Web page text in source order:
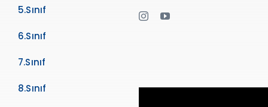
5.Sınıf
6.Sınıf
7.Sınıf
8.Sınıf